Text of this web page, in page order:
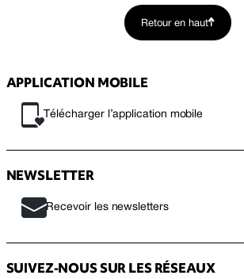
Retour en haut
APPLICATION MOBILE
Télécharger l’application mobile
NEWSLETTER
Recevoir les newsletters
SUIVEZ-NOUS SUR LES RÉSEAUX